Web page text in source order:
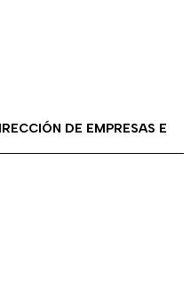
DE EMPRESAS E